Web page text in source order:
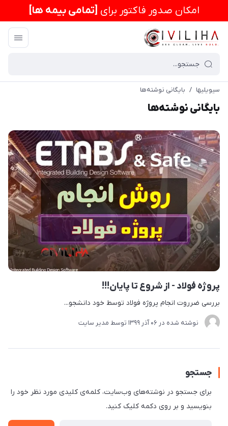
امكان صدور فاکتور برای [تمامی بیمه ها]
سیویلیها / بایگانی نوشته‌ها
بایگانی نوشته‌ها
پروژه فولاد - از شروع تا پایان!!!
بررسی ضرروت انجام پروژه فولاد توسط خود دانشجو...
نوشته شده در 06 آذر 1399 توسط مدیر سایت
جستجو
برای جستجو در نوشته‌های وب‌سایت، کلمه‌ی کلیدی مورد نظر خود را
بنویسید و بر روی دکمه کلیک کنید.